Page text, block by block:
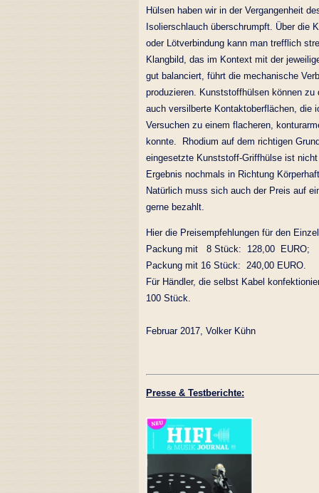
Hülsen haben wir in der Vergangenheit
Isolierschlauch überschrumpft. Über die
oder Lötverbindung kann man trefflich
Klangbild, das im Kontext mit der
gut balanciert, führt die mechanische
produzieren. Kunststoffhülsen können zu
auch versilberte Kontaktoberflächen, die
Versuchen zu einem flacheren,
konnte. Rhodium auf dem richtigen
eingesetzte Kunststoff-Griffhülse ist
Ergebnis nochmals in Richtung
Natürlich muss sich auch der Preis auf
gerne bezahlt.
Hier die Preisempfehlungen für den
Packung mit 8 Stück: 128,00 EURO;
Packung mit 16 Stück: 240,00 EURO.
Für Händler, die selbst Kabel
100 Stück.
Februar 2017, Volker Kühn
Presse & Testberichte: